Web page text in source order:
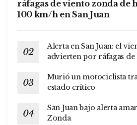
ráfagas de viento zonda de
100 km/h en San Juan
Alerta en San Juan: el
advierten por ráfagas de
Murió un motociclista
estado crítico
San Juan bajo alerta
Zonda